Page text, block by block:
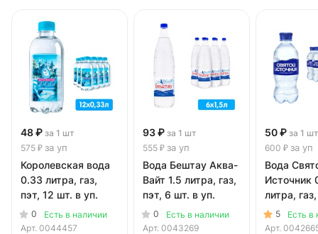
48 ₽ за 1 шт
575 ₽ за уп
Королевская вода
0.33 литра, газ,
пэт, 12 шт. в уп.
0
Есть в наличии
Арт. 0044457
93 ₽ за 1 шт
555 ₽ за уп
Вода Бештау Аква-
Вайт 1.5 литра, газ,
пэт, 6 шт. в уп.
0
Есть в наличии
Арт. 0043269
50 ₽ за 1 шт
600 ₽ за уп
Вода
Источник
литра,
шт. в уп.
5
Есть в
Арт.